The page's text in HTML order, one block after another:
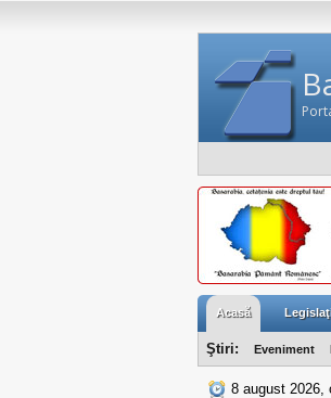
Acasă
Ştiri: Eveniment
8 august 2026,